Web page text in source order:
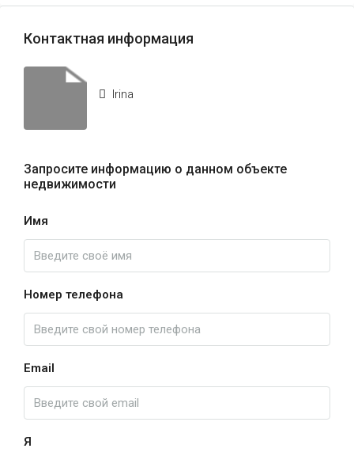
Контактная информация
Irina
Запросите информацию о данном объекте
недвижимости
Имя
Номер телефона
Email
Я